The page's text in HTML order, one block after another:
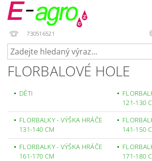
730516521
FLORBALOVÉ HOLE
DĚTI
121-130
FLORBALKY - VÝŠKA HRÁČE
131-140 CM
141-150
FLORBALKY - VÝŠKA HRÁČE
161-170 CM
171-180